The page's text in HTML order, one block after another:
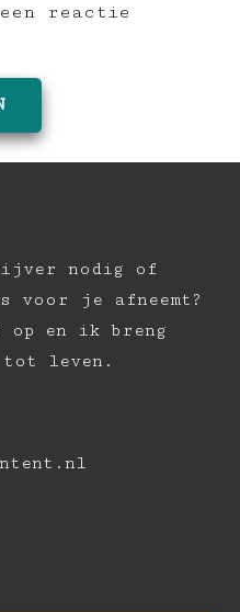
reactie
nodig of
voor je afneemt?
op en ik breng
tot leven.